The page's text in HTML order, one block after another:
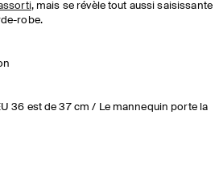
, mais se révèle tout aussi saisissante
robe.
36 est de 37 cm / Le mannequin porte la